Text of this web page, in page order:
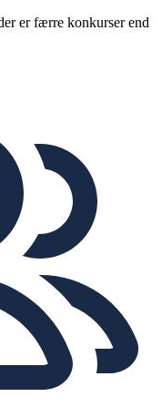
er færre konkurser end